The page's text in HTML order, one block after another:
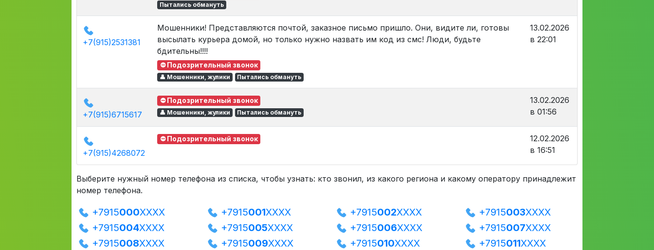
Пытались обмануть
+7(915)2531381
Мошенники! Представляются почтой, заказное письмо пришло. Они, видите ли, готовы
высылать курьера домой, но только нужно назвать им код из смс! Люди, будьте
бдительны!!!!
⛔ Подозрительный звонок
👤 Мошенники, жулики Пытались обмануть
13.02.2026
в 22:01
+7(915)6715617
⛔ Подозрительный звонок
👤 Мошенники, жулики Пытались обмануть
13.02.2026
в 01:56
+7(915)4268072
⛔ Подозрительный звонок
12.02.2026
в 16:51
Выберите нужный номер телефона из списка, чтобы узнать: кто звонил, из какого региона и какому оператору принадлежит
номер телефона.
+7915000XXXX +7915001XXXX +7915002XXXX +7915003XXXX
+7915004XXXX +7915005XXXX +7915006XXXX +7915007XXXX
+7915008XXXX +7915009XXXX +7915010XXXX +7915011XXXX